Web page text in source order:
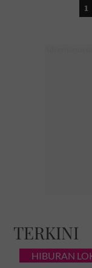
1
TERKINI
HIBURAN